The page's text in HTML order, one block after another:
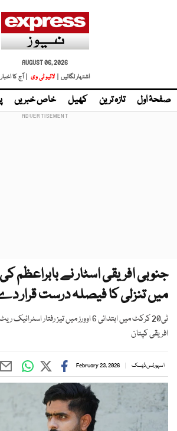
AUGUST 06, 2026
اشتہار لگائیں |
لائیو ٹی وی | آج کا اخبار
صفحۂ اول تازہ ترین کھیل خاص خبریں
جنوبی افریقی اسٹار نے بابراعظم
میں تنزلی کا فیصلہ درست قرار
ٹی20 کرکٹ میں ابتدائی 6 اوورز میں تیز
افریقی کپتان
اسپورٹس ڈیسک February 23, 2026